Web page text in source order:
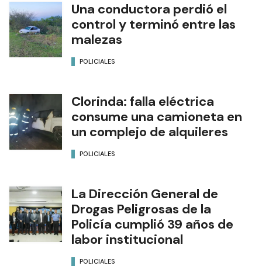
Una conductora perdió el
control y terminó entre las
malezas
POLICIALES
Clorinda: falla eléctrica
consume una camioneta en
un complejo de alquileres
POLICIALES
La Dirección General de
Drogas Peligrosas de la
Policía cumplió 39 años de
labor institucional
POLICIALES